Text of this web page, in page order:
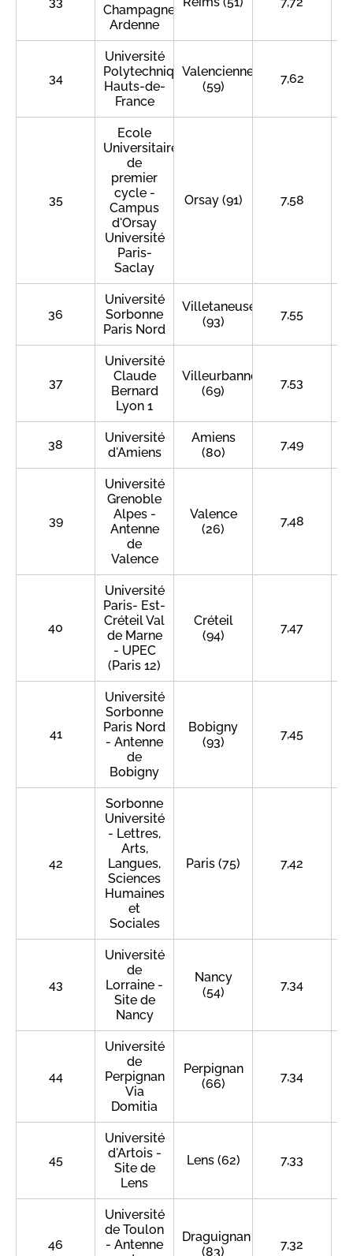
Champagne-
Ardenne
34
Université
Polytechnique
Hauts-de-
France
Valenciennes
(59)
7,62
35
Ecole
Universitaire
de
premier
cycle -
Campus
d'Orsay
Université
Paris-
Saclay
Orsay (91) 7,58
36
Université
Sorbonne
Paris Nord
Villetaneuse
(93)
7,55
37
Université
Claude
Bernard
Lyon 1
Villeurbanne
(69)
7,53
38
Université
d'Amiens
Amiens
(80)
7,49
39
Université
Grenoble
Alpes -
Antenne
de
Valence
Valence
(26)
7,48
40
Université
Paris- Est-
Créteil Val
de Marne
- UPEC
(Paris 12)
Créteil
(94)
7,47
41
Université
Sorbonne
Paris Nord
- Antenne
de
Bobigny
Bobigny
(93)
7,45
42
Sorbonne
Université
- Lettres,
Arts,
Langues,
Sciences
Humaines
et
Sociales
Paris (75) 7,42
43
Université
de
Lorraine -
Site de
Nancy
Nancy
(54)
7,34
44
Université
de
Perpignan
Via
Domitia
Perpignan
(66)
7,34
45
Université
d'Artois -
Site de
Lens
Lens (62) 7,33
46
Université
de Toulon
- Antenne
Draguignan
(83)
7,32